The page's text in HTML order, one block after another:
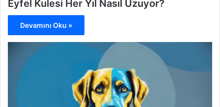
Eyfel Kulesi Her Yıl Nasıl Uzuyor?
Devamını Oku »